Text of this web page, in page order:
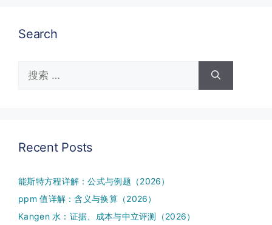
Search
索：
Recent Posts
能斯特方程详解：公式与例题（2026）
ppm 值详解：含义与换算（2026）
Kangen 水：证据、成本与中立评测（2026）